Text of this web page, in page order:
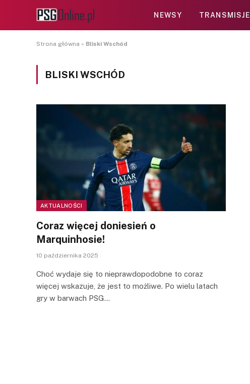
NEWSY TRANSMISJE
Strona główna » Bliski Wschód
BLISKI WSCHÓD
AKTUALNOŚCI
Coraz więcej doniesień o
Marquinhosie!
10 października 2025
Choć wydaje się to nieprawdopodobne to coraz
więcej wskazuje, że jest to możliwe. Po wielu latach
gry w barwach PSG…